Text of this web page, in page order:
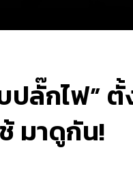
บปลั๊กไฟ
มาดูกัน!